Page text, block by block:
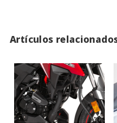
Artículos